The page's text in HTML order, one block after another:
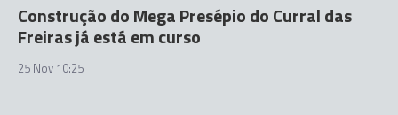
Construção do Mega Presépio do Curral das
Freiras já está em curso
25 Nov 10:25